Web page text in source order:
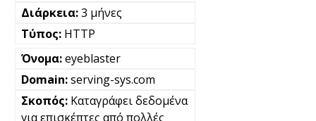
3 μήνες
HTTP
eyeblaster
serving-sys.com
Καταγράφει δεδομένα
για επισκέπτες από πολλές